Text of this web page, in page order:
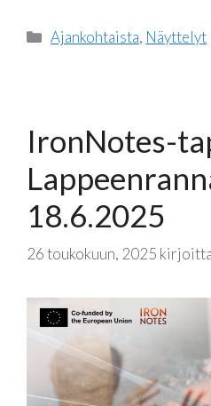
Kategoriat
Ajankohtaista, Näyttelyt
IronNotes-
18.6.2025
26 toukokuun, 2025